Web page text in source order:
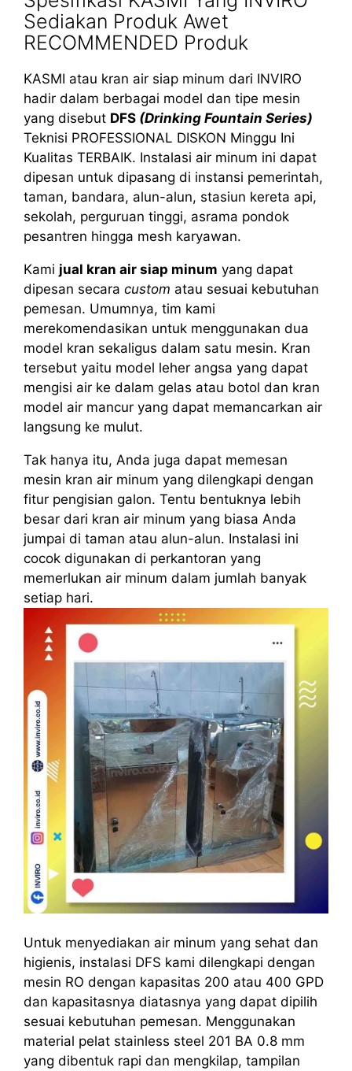
Sediakan Produk Awet
RECOMMENDED Produk
KASMI atau kran air siap minum dari INVIRO
hadir dalam berbagai model dan tipe mesin
yang disebut DFS (Drinking Fountain Series)
Teknisi PROFESSIONAL DISKON Minggu Ini
Kualitas TERBAIK. Instalasi air minum ini dapat
dipesan untuk dipasang di instansi pemerintah,
taman, bandara, alun-alun, stasiun kereta api,
sekolah, perguruan tinggi, asrama pondok
pesantren hingga mesh karyawan.
Kami jual kran air siap minum yang dapat
dipesan secara custom atau sesuai kebutuhan
pemesan. Umumnya, tim kami
merekomendasikan untuk menggunakan dua
model kran sekaligus dalam satu mesin. Kran
tersebut yaitu model leher angsa yang dapat
mengisi air ke dalam gelas atau botol dan kran
model air mancur yang dapat memancarkan air
langsung ke mulut.
Tak hanya itu, Anda juga dapat memesan
mesin kran air minum yang dilengkapi dengan
fitur pengisian galon. Tentu bentuknya lebih
besar dari kran air minum yang biasa Anda
jumpai di taman atau alun-alun. Instalasi ini
cocok digunakan di perkantoran yang
memerlukan air minum dalam jumlah banyak
setiap hari.
Untuk menyediakan air minum yang sehat dan
higienis, instalasi DFS kami dilengkapi dengan
mesin RO dengan kapasitas 200 atau 400 GPD
dan kapasitasnya diatasnya yang dapat dipilih
sesuai kebutuhan pemesan. Menggunakan
material pelat stainless steel 201 BA 0.8 mm
yang dibentuk rapi dan mengkilap, tampilan